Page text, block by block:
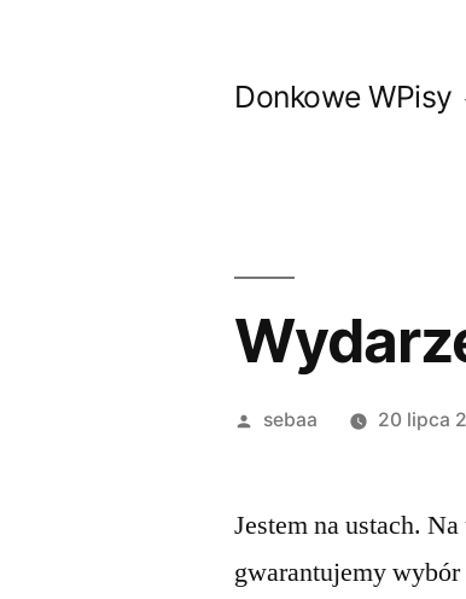
Donkowe WPisy
Posted
sebaa 20 lipca
Jestem na ustach.
gwarantujemy